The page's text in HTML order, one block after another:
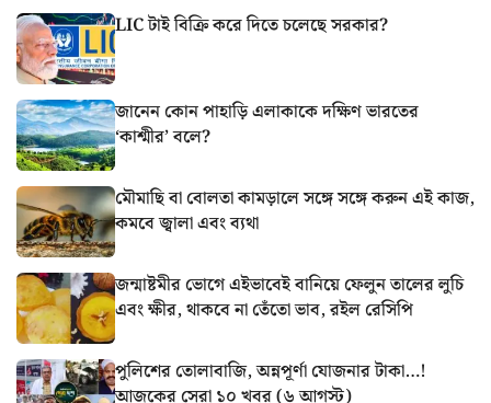
LIC টাই বিক্রি করে দিতে চলেছে সরকার?
জানেন কোন পাহাড়ি এলাকাকে দক্ষিণ ভারতের
‘কাশ্মীর’ বলে?
মৌমাছি বা বোলতা কামড়ালে সঙ্গে সঙ্গে করুন এই কাজ,
কমবে জ্বালা এবং ব্যথা
জন্মাষ্টমীর ভোগে এইভাবেই বানিয়ে ফেলুন তালের লুচি
এবং ক্ষীর, থাকবে না তেঁতো ভাব, রইল রেসিপি
পুলিশের তোলাবাজি, অন্নপূর্ণা যোজনার টাকা…!
আজকের সেরা ১০ খবর (৬ আগস্ট)